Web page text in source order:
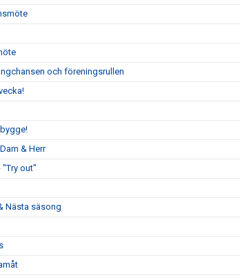
och föreningsrullen
& Herr
out"
Nästa säsong